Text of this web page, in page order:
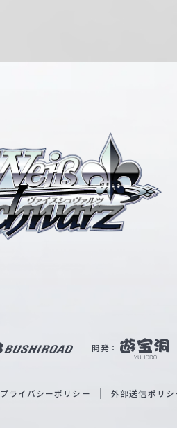
開発：
プライバシーポリシー 外部送信ポリシ